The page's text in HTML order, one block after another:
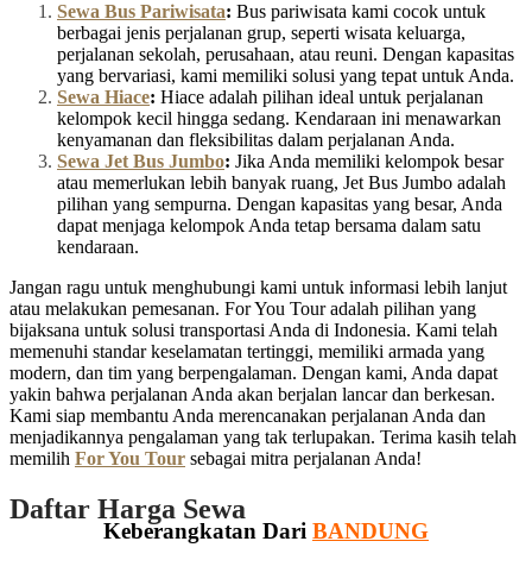
Sewa Bus Pariwisata: Bus pariwisata kami cocok untuk
berbagai jenis perjalanan grup, seperti wisata keluarga,
perjalanan sekolah, perusahaan, atau reuni. Dengan kapasitas
yang bervariasi, kami memiliki solusi yang tepat untuk Anda.
Sewa Hiace: Hiace adalah pilihan ideal untuk perjalanan
kelompok kecil hingga sedang. Kendaraan ini menawarkan
kenyamanan dan fleksibilitas dalam perjalanan Anda.
Sewa Jet Bus Jumbo: Jika Anda memiliki kelompok besar
atau memerlukan lebih banyak ruang, Jet Bus Jumbo adalah
pilihan yang sempurna. Dengan kapasitas yang besar, Anda
dapat menjaga kelompok Anda tetap bersama dalam satu
kendaraan.
Jangan ragu untuk menghubungi kami untuk informasi lebih lanjut
atau melakukan pemesanan. For You Tour adalah pilihan yang
bijaksana untuk solusi transportasi Anda di Indonesia. Kami telah
memenuhi standar keselamatan tertinggi, memiliki armada yang
modern, dan tim yang berpengalaman. Dengan kami, Anda dapat
yakin bahwa perjalanan Anda akan berjalan lancar dan berkesan.
Kami siap membantu Anda merencanakan perjalanan Anda dan
menjadikannya pengalaman yang tak terlupakan. Terima kasih telah
memilih For You Tour sebagai mitra perjalanan Anda!
Daftar Harga Sewa
Keberangkatan Dari BANDUNG